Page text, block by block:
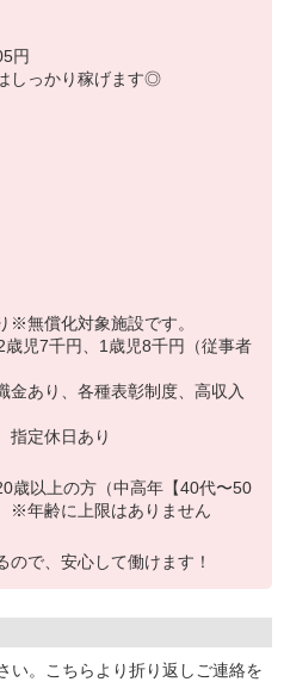
帰宅
幼稚園、託児所）があるから、送
！
もってできます！
円
しっかり稼げます◎
※無償化対象施設です。
児7千円、1歳児8千円（従事者
金あり、各種表彰制度、高収入
指定休日あり
歳以上の方（中高年【40代〜50
※年齢に上限はありません
ので、安心して働けます！
い。こちらより折り返しご連絡を